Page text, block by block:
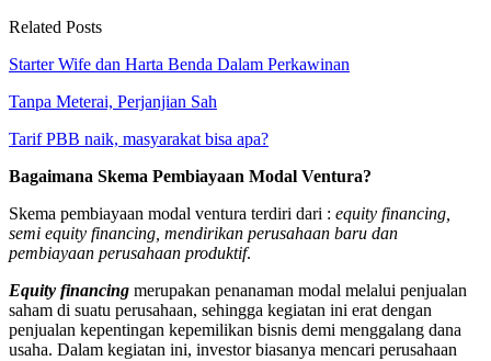
Related Posts
Starter Wife dan Harta Benda Dalam Perkawinan
Tanpa Meterai, Perjanjian Sah
Tarif PBB naik, masyarakat bisa apa?
Bagaimana Skema Pembiayaan Modal Ventura?
Skema pembiayaan modal ventura terdiri dari : equity financing,
semi equity financing, mendirikan perusahaan baru dan
pembiayaan perusahaan produktif.
Equity financing merupakan penanaman modal melalui penjualan
saham di suatu perusahaan, sehingga kegiatan ini erat dengan
penjualan kepentingan kepemilikan bisnis demi menggalang dana
usaha. Dalam kegiatan ini, investor biasanya mencari perusahaan